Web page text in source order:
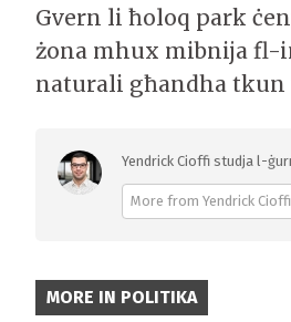
Gvern li ħoloq park
żona mhux mibnija
naturali għandha
Yendrick Cioffi studja l-
More from Yendrick Cioffi
MORE IN POLITIKA